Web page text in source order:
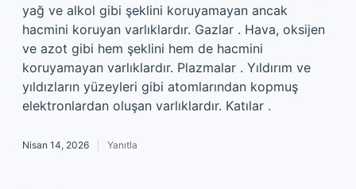
yağ ve alkol gibi şeklini koruyamayan ancak
hacmini koruyan varlıklardır. Gazlar . Hava, oksijen
ve azot gibi hem şeklini hem de hacmini
koruyamayan varlıklardır. Plazmalar . Yıldırım ve
yıldızların yüzeyleri gibi atomlarından kopmuş
elektronlardan oluşan varlıklardır. Katılar .
Nisan 14, 2026 Yanıtla